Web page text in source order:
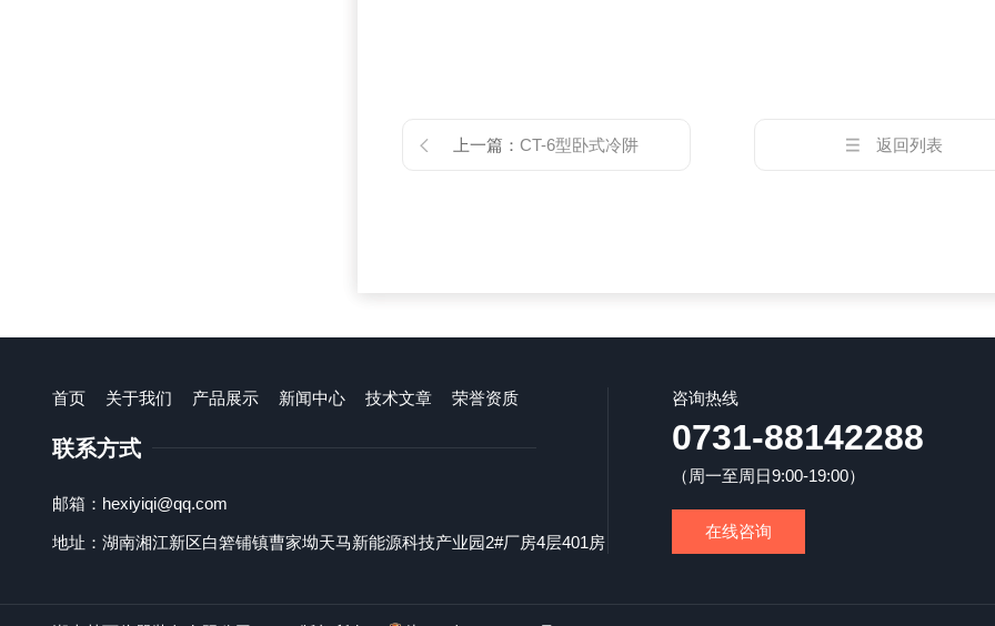
上一篇：CT-6型卧式冷阱 返回列表
首页 关于我们 产品展示 新闻中心 技术文章 荣誉资质
联系方式
邮箱：hexiyiqi@qq.com
地址：湖南湘江新区白箬铺镇曹家坳天马新能源科技产业园2#厂房4层401房
咨询热线
0731-88142288
（周一至周日9:00-19:00）
在线咨询